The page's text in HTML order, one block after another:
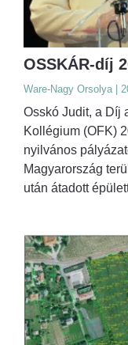
OSSKÁR-díj
Ware-Nagy Orsolya |
Osskó Judit, a Díj
Kollégium (OFK)
nyilvános
Magyarország
után átadott